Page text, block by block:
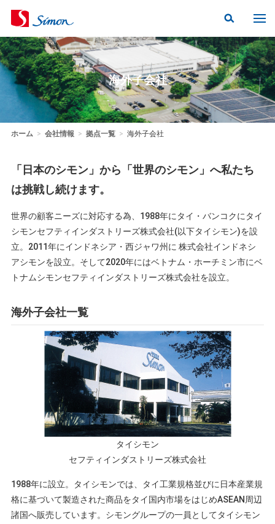
海外子会社
ホーム > 会社情報 > 拠点一覧 > 海外子会社
「日本のシモン」から「世界のシモン」へ私たち
は挑戦し続けます。
世界の顧客ニーズに対応する為、1988年にタイ・バンコクにタイ
シモンセフティインダストリーズ株式会社(以下タイシモン)を設
立。2011年にインドネシア・西ジャワ州に 株式会社インドネシ
アシモンを設立。そして2020年にはベトナム・ホーチミン市にベ
トナムシモンセフティインダストリーズ株式会社を設立。
海外子会社一覧
タイシモン
セフティインダストリーズ株式会社
1988年に設立。タイシモンでは、タイ工業規格並びに日本産業規
格に基づいて製造された商品をタイ国内市場をはじめASEAN周辺
諸国へ販売しています。シモングループの一員としてタイシモン